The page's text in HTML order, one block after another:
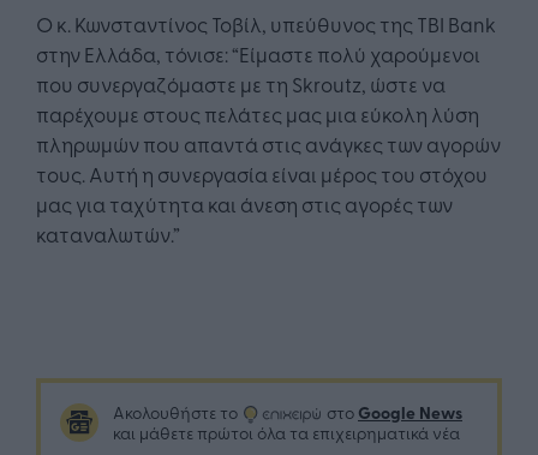
Ο κ. Κωνσταντίνος Τοβίλ, υπεύθυνος της ΤΒΙ Bank
στην Ελλάδα, τόνισε: “Είμαστε πολύ χαρούμενοι
που συνεργαζόμαστε με τη Skroutz, ώστε να
παρέχουμε στους πελάτες μας μια εύκολη λύση
πληρωμών που απαντά στις ανάγκες των αγορών
τους. Αυτή η συνεργασία είναι μέρος του στόχου
μας για ταχύτητα και άνεση στις αγορές των
καταναλωτών.”
Ακολουθήστε το στο Google News
και μάθετε πρώτοι όλα τα επιχειρηματικά νέα